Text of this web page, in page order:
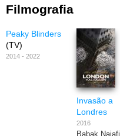
Filmografia
Peaky Blinders
(TV)
2014 - 2022
Invasão a
Londres
2016